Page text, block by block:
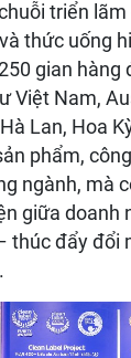
triển
thức uống
gian hàng
Việt Nam,
Lan, Hoa
phẩm,
ngành, mà
giữa doanh
thúc đẩy đổi